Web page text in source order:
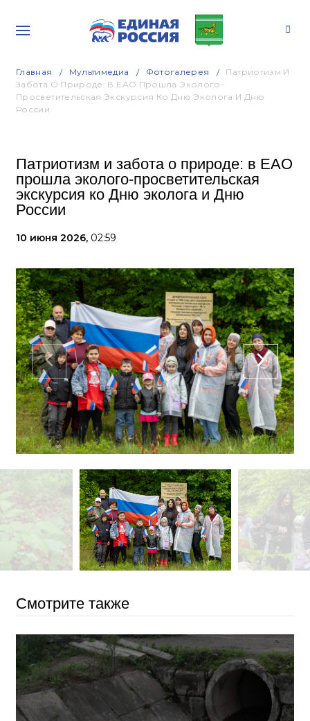
Главная Мультимедиа Фотогалерея
Патриотизм И
Забота О Природе: В ЕАО Прошла Эколого-
Просветительская Экскурсия Ко Дню Эколога И Дню
России
Патриотизм и забота о природе: в ЕАО
прошла эколого-просветительская
экскурсия ко Дню эколога и Дню
России
10 июня 2026, 02:59
Смотрите также